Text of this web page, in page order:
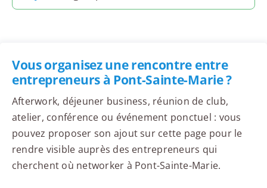
Vous organisez une rencontre entre
entrepreneurs à Pont-Sainte-Marie ?
Afterwork, déjeuner business, réunion de club,
atelier, conférence ou événement ponctuel : vous
pouvez proposer son ajout sur cette page pour le
rendre visible auprès des entrepreneurs qui
cherchent où networker à Pont-Sainte-Marie.